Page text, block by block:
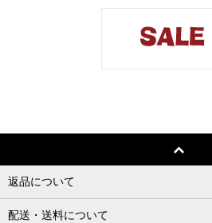
返品について
配送・送料について